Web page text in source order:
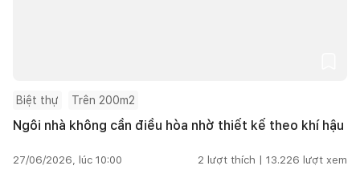
Biệt thự Trên 200m2
Ngôi nhà không cần điều hòa nhờ thiết kế theo khí hậu
27/06/2026, lúc 10:00 2 lượt thích | 13.226 lượt xem